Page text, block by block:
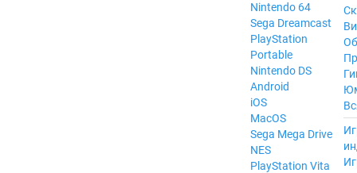
Nintendo 64
Sega Dreamcast
PlayStation
Portable
Nintendo DS
Android
iOS
MacOS
Sega Mega Drive
NES
PlayStation Vita